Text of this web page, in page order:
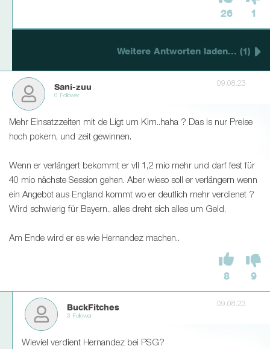
26 1
Weitere Antworten laden... (1)
Sani-zuu
0 Follower
09.08.23
Mehr Einsatzzeiten mit de Ligt um Kim..haha ? Das is nur Preise
hoch pokern, und zeit gewinnen.
Wenn er verlängert bekommt er vll 1,2 mio mehr und darf fest für
40 mio nächste Session gehen. Aber wieso soll er verlängern wenn
ein Angebot aus England kommt wo er deutlich mehr verdienet ?
Wird schwierig für Bayern.. alles dreht sich alles um Geld.
Am Ende wird er es wie Hernandez machen..
8 9
BuckFitches
3 Follower
09.08.23
Wieviel verdient Hernandez bei PSG?